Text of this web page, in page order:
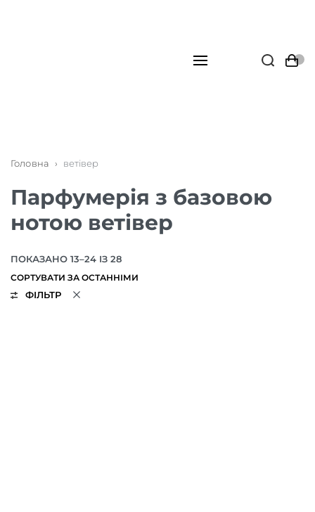
Головна › ветівер
Парфумерія з базовою
нотою ветівер
ПОКАЗАНО 13–24 ІЗ 28
ФІЛЬТР